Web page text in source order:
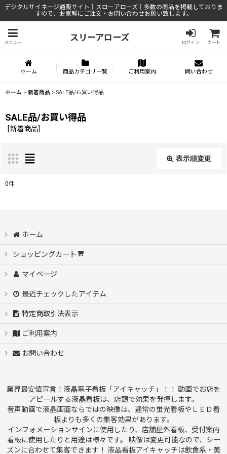
デジタルサイネージ通販サイト｜スローアローズ｜多数の商品を掲載しておりま
すので、お気軽にご注文・お問い合わせお願い致します。
メニュー
スリーアローズ
ログイン カート
ホーム 商品カテゴリ一覧 ご利用案内 問い合わせ
ホーム > 新着商品 > SALE品/お買い得品
SALE品/お買い得品
[新着商品]
表示順変更
並び順
0件
ホーム
ショッピングカート
マイページ
最近チェックしたアイテム
特定商取引法表示
ご利用案内
お問い合わせ
業界最安値宣言！液晶電子看板「アイキャッチ」！！ 動画でお店を
アピールする液晶看板は、店頭で効果を発揮します。
音声動画で液晶画面ならではの映像は、通常の蛍光看板やＬＥＤ看
板よりも多くの集客効果があります。
インフォメーションサインに使用したり、店舗屋外看板、受付案内
看板に使用したりと用途は様々です。 映像は変更可能なので、シー
ズンに合わせて集客できます！ 液晶看板アイキャッチは飲食系・美